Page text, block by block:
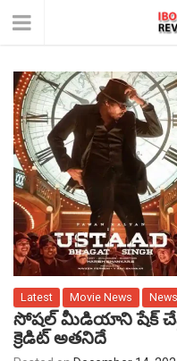
Latest Movie News News
సోషల్ మీడియాని షేక్
క్రెడిట్ అతనిదే